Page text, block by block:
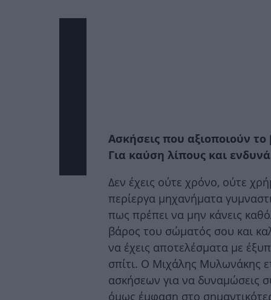
Ασκήσεις που αξιοποιούν
Για καύση λίπους και
Δεν έχεις ούτε χρόνο, ούτε
περίεργα μηχανήματα
πως πρέπει να μην κάνεις
βάρος του σώματός σου και
να έχεις αποτελέσματα με
σπίτι. Ο Μιχάλης Μυλωνάκης
ασκήσεων για να δυναμώσεις
όμως έμφαση στο